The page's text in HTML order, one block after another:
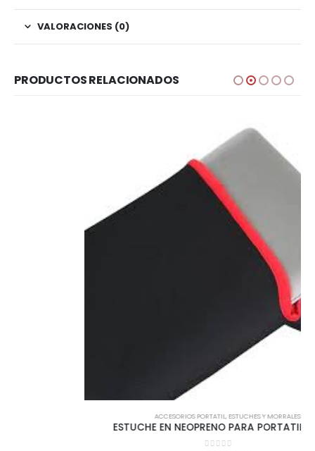
VALORACIONES (0)
PRODUCTOS RELACIONADOS
ACCESORIOS PORTATIL,ESTUCHES Y MORRALES
ESTUCHE EN NEOPRENO PARA PORTATIL DE 15.6″